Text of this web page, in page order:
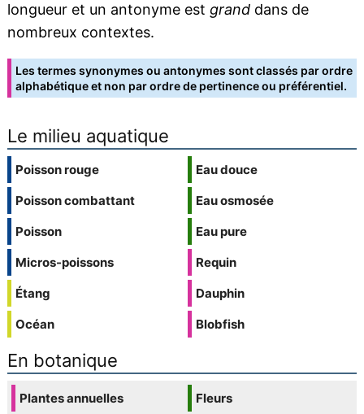
longueur et un antonyme est granddans de
nombreux contextes.
Les termes synonymes ou antonymes sont classés par ordre
alphabétique et non par ordre de pertinence ou préférentiel.
Le milieu aquatique
Poisson rouge
Poisson combattant
Poisson
Micros-poissons
Étang
Océan
Eau douce
Eau osmosée
Eau pure
Requin
Dauphin
Blobfish
En botanique
Plantes annuelles
Fleurs